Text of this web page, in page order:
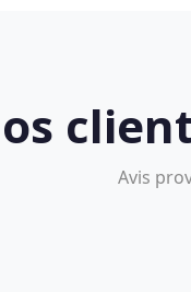
Avis